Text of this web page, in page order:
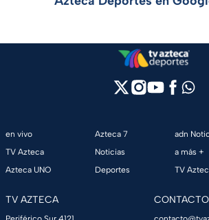
en vivo
TV Azteca
Azteca UNO
Azteca 7
Noticias
Deportes
adn
a más +
TV
TV AZTECA CONTACTO